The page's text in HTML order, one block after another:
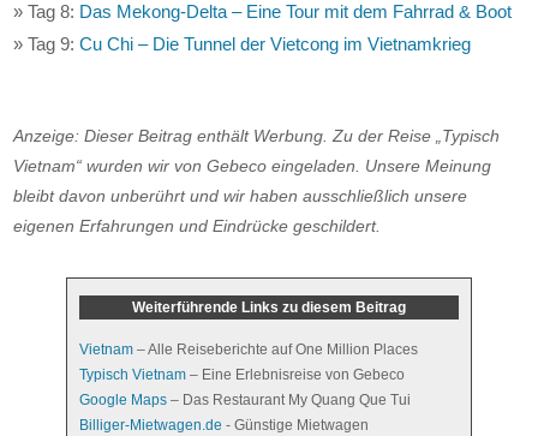
» Tag 8: Das Mekong-Delta – Eine Tour mit dem Fahrrad & Boot
» Tag 9:Cu Chi – Die Tunnel der Vietcong im Vietnamkrieg
Anzeige: Dieser Beitrag enthält Werbung. Zu der Reise „Typisch
Vietnam“ wurden wir von Gebeco eingeladen. Unsere Meinung
bleibt davon unberührt und wir haben ausschließlich unsere
eigenen Erfahrungen und Eindrücke geschildert.
Weiterführende Links zu diesem Beitrag
Vietnam – Alle Reiseberichte auf One Million Places
Typisch Vietnam – Eine Erlebnisreise von Gebeco
Google Maps – Das Restaurant My Quang Que Tui
Billiger-Mietwagen.de - Günstige Mietwagen